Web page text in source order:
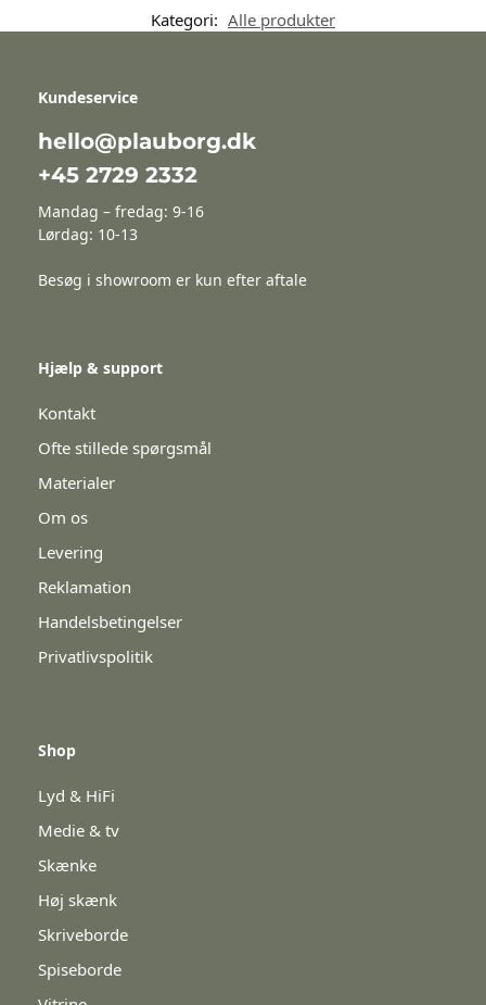
Kategori: Alle produkter
Kundeservice
hello@plauborg.dk
+45 2729 2332
Mandag – fredag: 9-16
Lørdag: 10-13
Besøg i showroom er kun efter aftale
Hjælp & support
Kontakt
Ofte stillede spørgsmål
Materialer
Om os
Levering
Reklamation
Handelsbetingelser
Privatlivspolitik
Shop
Lyd & HiFi
Medie & tv
Skænke
Høj skænk
Skriveborde
Spiseborde